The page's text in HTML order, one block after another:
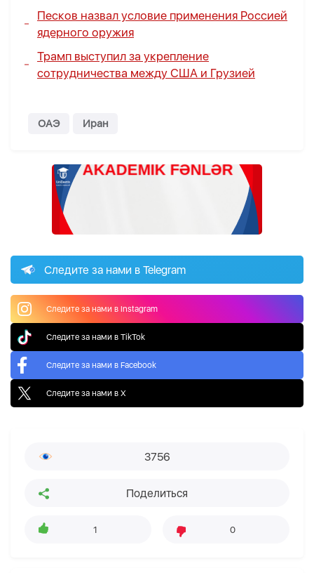
Песков назвал условие применения Россией
ядерного оружия
Трамп выступил за укрепление
сотрудничества между США и Грузией
ОАЭ Иран
Следите за нами в Telegram
Следите за нами в Instagram
Следите за нами в TikTok
Следите за нами в Facebook
Следите за нами в X
3756
Поделиться
1 0